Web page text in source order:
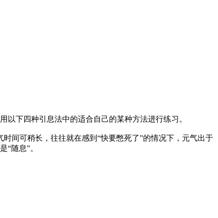
下四种引息法中的适合自己的某种方法进行练习。
可稍长，往往就在感到“快要憋死了”的情况下，元气出于
“随息”。